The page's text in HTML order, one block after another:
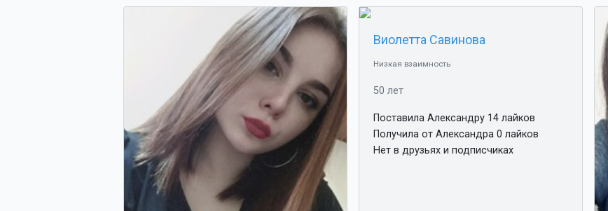
Виолетта Савинова
Низкая взаимность
50 лет
Поставила Александру 14 лайков
Получила от Александра 0 лайков
Нет в друзьях и подписчиках